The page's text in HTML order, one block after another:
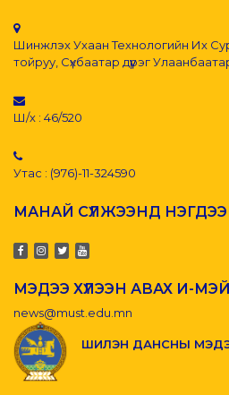
Шинжлэх Ухаан Технологийн Их
тойруу, Сүхбаатар дүүрэг
Ш/х : 46/520
Утас : (976)-11-324590
МАНАЙ СҮЛЖЭЭНД
МЭДЭЭ ХҮЛЭЭН АВАХ И-
news@must.edu.mn
ШИЛЭН ДАНСНЫ